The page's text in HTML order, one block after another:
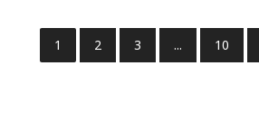
1 2 3 ... 10